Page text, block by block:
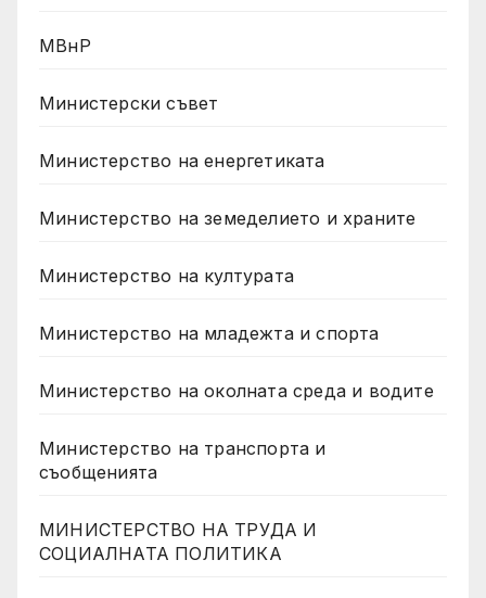
МВнР
Министерски съвет
Министерство на енергетиката
Министерство на земеделието и храните
Министерство на културата
Министерство на младежта и спорта
Министерство на околната среда и водите
Министерство на транспорта и
съобщенията
МИНИСТЕРСТВО НА ТРУДА И
СОЦИАЛНАТА ПОЛИТИКА